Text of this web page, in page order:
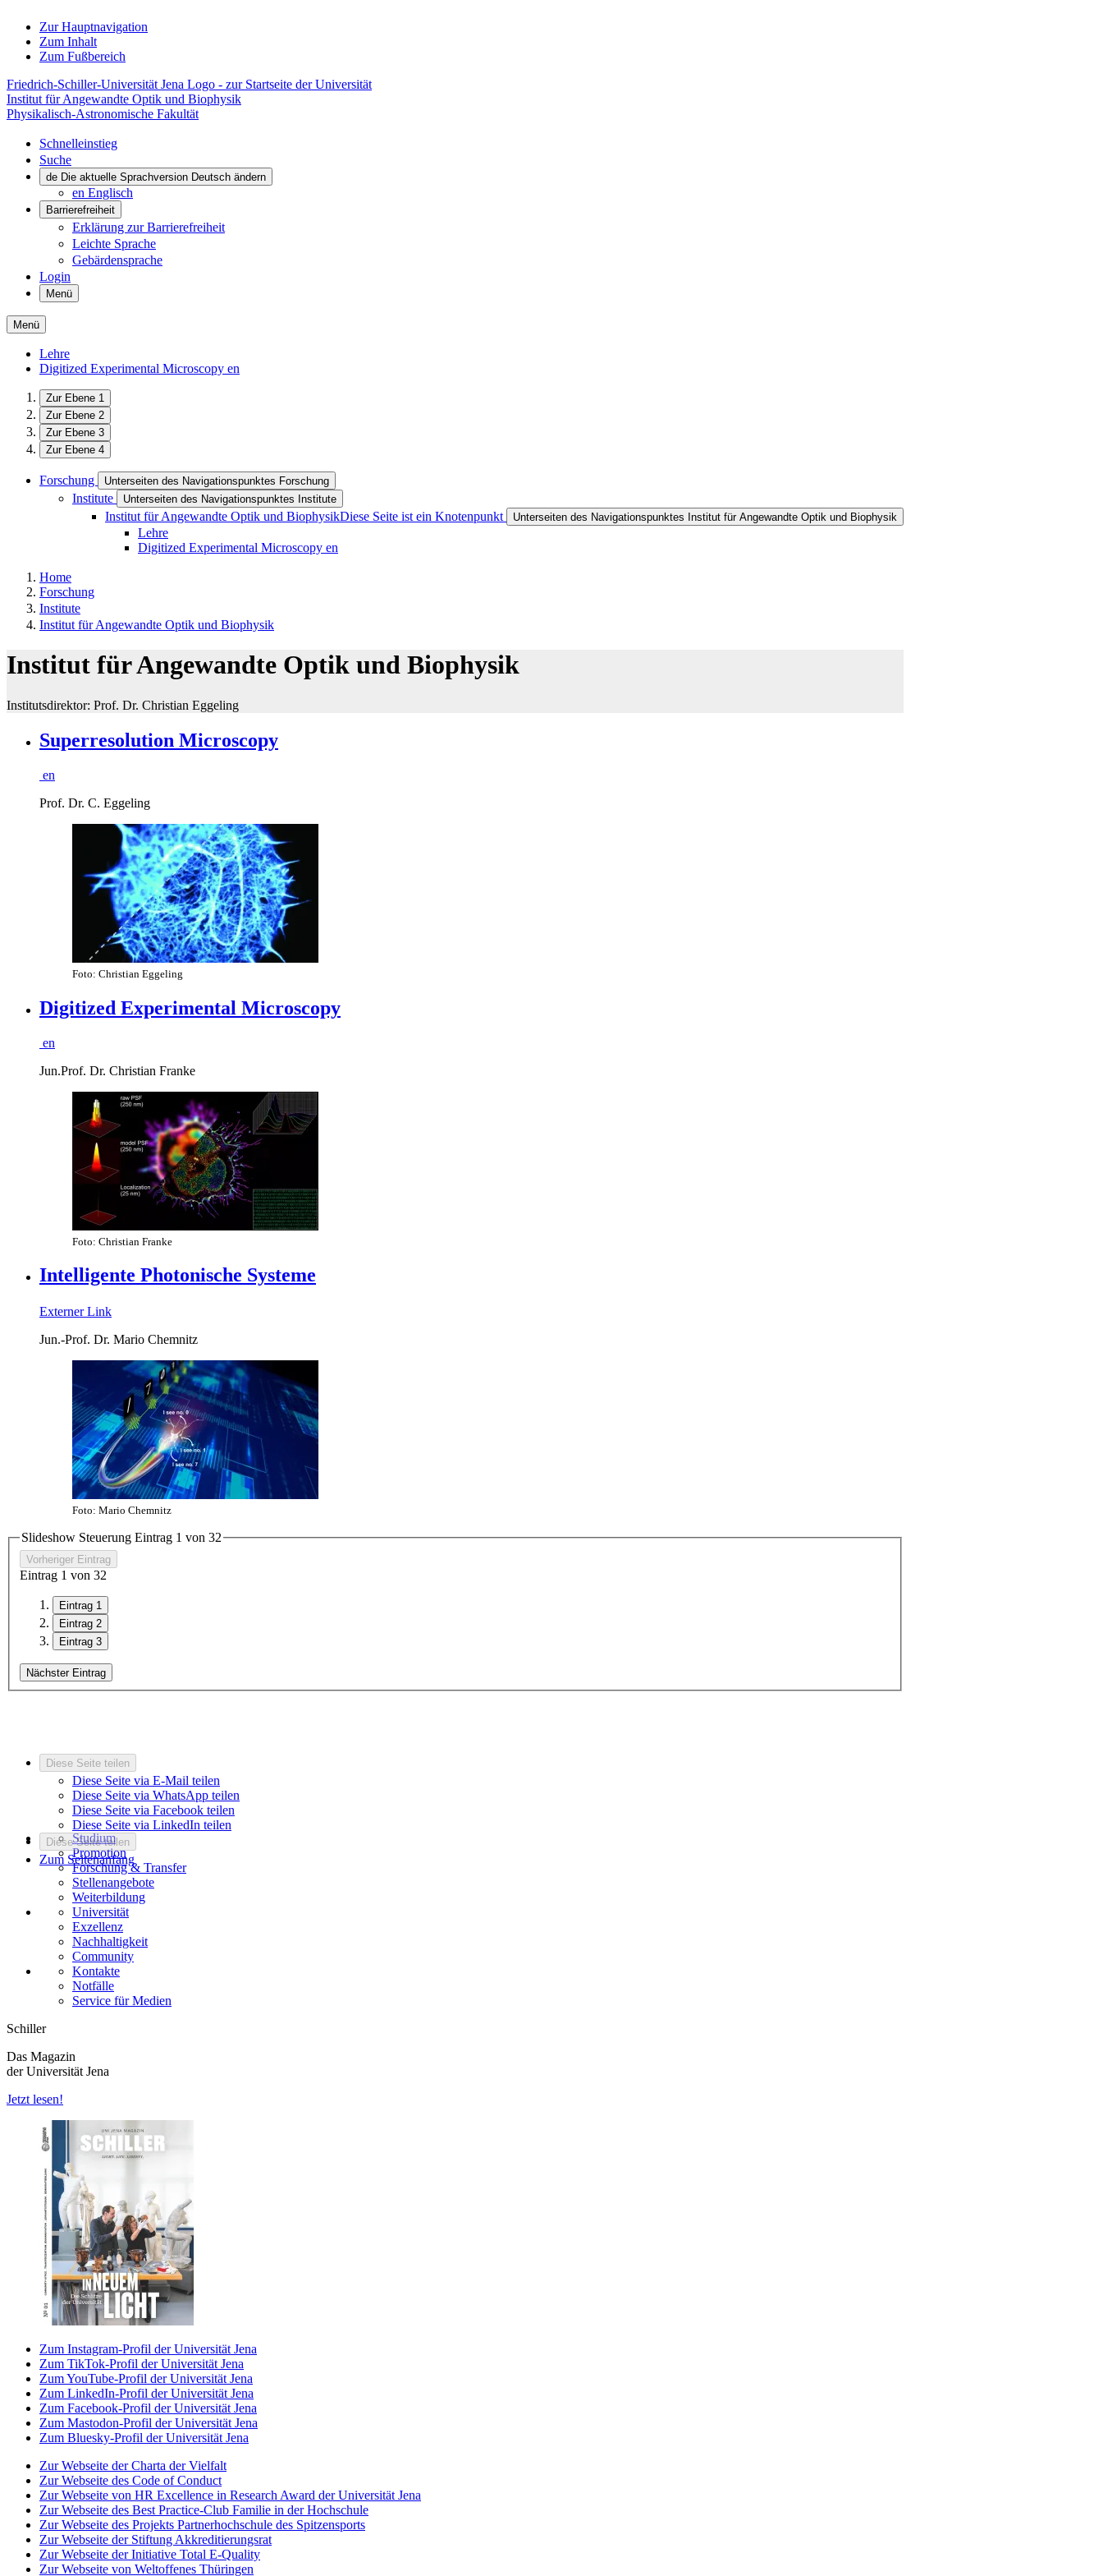
Zur Hauptnavigation
Zum Inhalt
Zum Fußbereich
Friedrich-Schiller-Universität Jena Logo - zur Startseite der Universität
Institut für Angewandte Optik und Biophysik
Physikalisch-Astronomische Fakultät
Schnelleinstieg
Suche
de Die aktuelle Sprachversion Deutsch ändern
en Englisch
Barrierefreiheit
Erklärung zur Barrierefreiheit
Leichte Sprache
Gebärdensprache
Login
Menü
Menü
Lehre
Digitized Experimental Microscopy en
Zur Ebene 1
Zur Ebene 2
Zur Ebene 3
Zur Ebene 4
Forschung Unterseiten des Navigationspunktes Forschung
Institute Unterseiten des Navigationspunktes Institute
Institut für Angewandte Optik und BiophysikDiese Seite ist ein Knotenpunkt Unterseiten des Navigationspunktes Institut für Angewandte Optik und Biophysik
Lehre
Digitized Experimental Microscopy en
Home
Forschung
Institute
Institut für Angewandte Optik und Biophysik
Institut für Angewandte Optik und Biophysik
Institutsdirektor: Prof. Dr. Christian Eggeling
Superresolution Microscopy
en
Prof. Dr. C. Eggeling
Foto: Christian Eggeling
Digitized Experimental Microscopy
en
Jun.Prof. Dr. Christian Franke
Foto: Christian Franke
Intelligente Photonische Systeme
Externer Link
Jun.-Prof. Dr. Mario Chemnitz
Foto: Mario Chemnitz
Slideshow Steuerung Eintrag 1 von 32
Vorheriger Eintrag
Eintrag 1 von 32
Eintrag 1
Eintrag 2
Eintrag 3
Nächster Eintrag
Diese Seite teilen
Diese Seite via E-Mail teilen
Diese Seite via WhatsApp teilen
Diese Seite via Facebook teilen
Diese Seite via LinkedIn teilen
Diese Seite teilen
Zum Seitenanfang
Studium
Promotion
Forschung & Transfer
Stellenangebote
Weiterbildung
Universität
Exzellenz
Nachhaltigkeit
Community
Kontakte
Notfälle
Service für Medien
Schiller
Das Magazin
der Universität Jena
Jetzt lesen!
Zum Instagram-Profil der Universität Jena
Zum TikTok-Profil der Universität Jena
Zum YouTube-Profil der Universität Jena
Zum LinkedIn-Profil der Universität Jena
Zum Facebook-Profil der Universität Jena
Zum Mastodon-Profil der Universität Jena
Zum Bluesky-Profil der Universität Jena
Zur Webseite der Charta der Vielfalt
Zur Webseite des Code of Conduct
Zur Webseite von HR Excellence in Research Award der Universität Jena
Zur Webseite des Best Practice-Club Familie in der Hochschule
Zur Webseite des Projekts Partnerhochschule des Spitzensports
Zur Webseite der Stiftung Akkreditierungsrat
Zur Webseite der Initiative Total E-Quality
Zur Webseite von Weltoffenes Thüringen